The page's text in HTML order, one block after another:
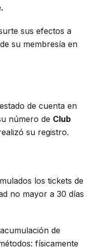
sus efectos a
su membresía en
de cuenta en
número de Club
su registro.
los tickets de
no mayor a 30 días
de
físicamente